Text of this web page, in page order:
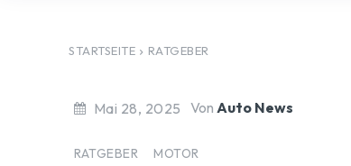
STARTSEITE RATGEBER
Mai 28, 2025 Von Auto News
RATGEBER MOTOR